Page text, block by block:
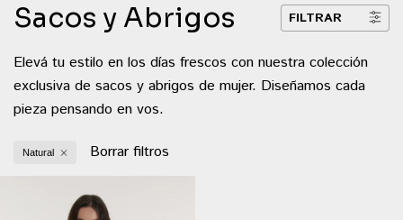
Sacos y Abrigos FILTRAR
Elevá tu estilo en los días frescos con nuestra colección
exclusiva de sacos y abrigos de mujer. Diseñamos cada
pieza pensando en vos.
Natural Borrar filtros